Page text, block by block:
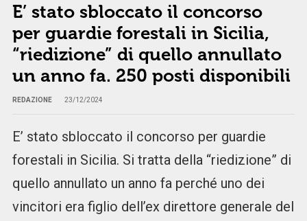
E’ stato sbloccato il concorso
per guardie forestali in Sicilia,
“riedizione” di quello annullato
un anno fa. 250 posti disponibili
REDAZIONE 23/12/2024
E’ stato sbloccato il concorso per guardie
forestali in Sicilia. Si tratta della “riedizione” di
quello annullato un anno fa perché uno dei
vincitori era figlio dell’ex direttore generale del